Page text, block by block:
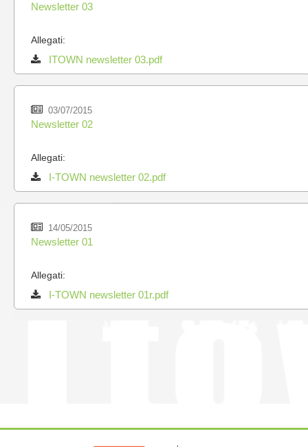
Newsletter 03
Allegati:
ITOWN newsletter 03.pdf
03/07/2015
Newsletter 02
Allegati:
I-TOWN newsletter 02.pdf
14/05/2015
Newsletter 01
Allegati:
I-TOWN newsletter 01r.pdf